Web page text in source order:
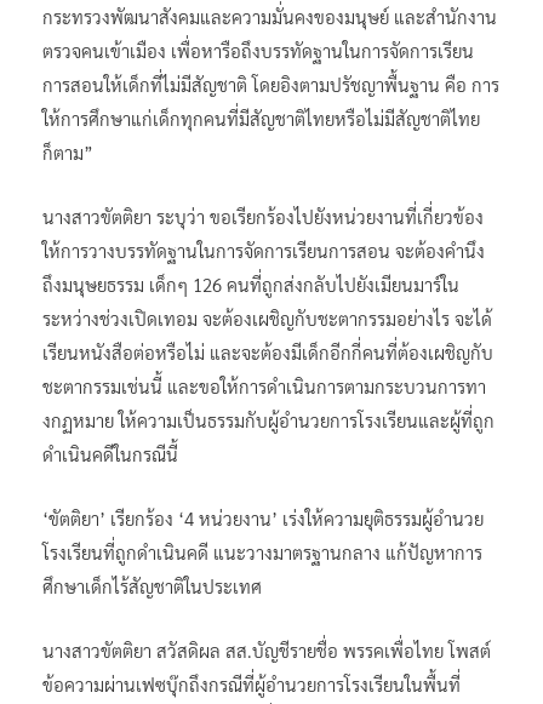
กระทรวงพัฒนาสังคมและความมั่นคงของมนุษย์ และสำนักงาน
ตรวจคนเข้าเมือง เพื่อหารือถึงบรรทัดฐานในการจัดการเรียน
การสอนให้เด็กที่ไม่มีสัญชาติ โดยอิงตามปรัชญาพื้นฐาน คือ การ
ให้การศึกษาแก่เด็กทุกคนที่มีสัญชาติไทยหรือไม่มีสัญชาติไทย
ก็ตาม”
นางสาวขัตติยา ระบุว่า ขอเรียกร้องไปยังหน่วยงานที่เกี่ยวข้อง
ให้การวางบรรทัดฐานในการจัดการเรียนการสอน จะต้องคำนึง
ถึงมนุษยธรรม เด็กๆ 126 คนที่ถูกส่งกลับไปยังเมียนมาร์ใน
ระหว่างช่วงเปิดเทอม จะต้องเผชิญกับชะตากรรมอย่างไร จะได้
เรียนหนังสือต่อหรือไม่ และจะต้องมีเด็กอีกกี่คนที่ต้องเผชิญกับ
ชะตากรรมเช่นนี้ และขอให้การดำเนินการตามกระบวนการทา
งกฏหมาย ให้ความเป็นธรรมกับผู้อำนวยการโรงเรียนและผู้ที่ถูก
ดำเนินคดีในกรณีนี้
‘ขัตติยา’ เรียกร้อง ‘4 หน่วยงาน’ เร่งให้ความยุติธรรมผู้อำนวย
โรงเรียนที่ถูกดำเนินคดี แนะวางมาตรฐานกลาง แก้ปัญหาการ
ศึกษาเด็กไร้สัญชาติในประเทศ
นางสาวขัตติยา สวัสดิผล สส.บัญชีรายชื่อ พรรคเพื่อไทย โพสต์
ข้อความผ่านเฟซบุ๊กถึงกรณีที่ผู้อำนวยการโรงเรียนในพื้นที่